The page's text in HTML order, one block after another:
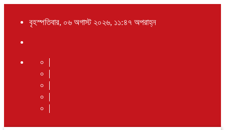
বৃহস্পতিবার, ০৬ অগাস্ট ২০২৬, ১১:৪৭ অপরাহ্ন